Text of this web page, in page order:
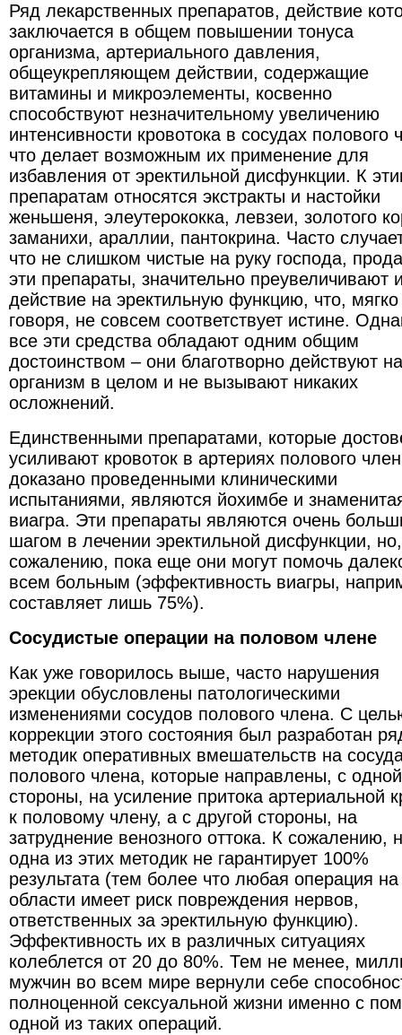
Ряд лекарственных препаратов, действие
заключается в общем повышении тонуса
организма, артериального давления,
общеукрепляющем действии, содержащие
витамины и микроэлементы, косвенно
способствуют незначительному увеличению
интенсивности кровотока в сосудах полового
что делает возможным их применение для
избавления от эректильной дисфункции. К
препаратам относятся экстракты и настойки
женьшеня, элеутерококка, левзеи, золотого
заманихи, араллии, пантокрина. Часто
что не слишком чистые на руку господа,
эти препараты, значительно преувеличивают
действие на эректильную функцию, что, мягко
говоря, не совсем соответствует истине.
все эти средства обладают одним общим
достоинством – они благотворно действуют
организм в целом и не вызывают никаких
осложнений.
Единственными препаратами, которые
усиливают кровоток в артериях полового
доказано проведенными клиническими
испытаниями, являются йохимбе и
виагра. Эти препараты являются очень
шагом в лечении эректильной дисфункции,
сожалению, пока еще они могут помочь
всем больным (эффективность виагры,
составляет лишь 75%).
Сосудистые операции на половом члене
Как уже говорилось выше, часто нарушения
эрекции обусловлены патологическими
изменениями сосудов полового члена. С
коррекции этого состояния был разработан
методик оперативных вмешательств на
полового члена, которые направлены, с одной
стороны, на усиление притока артериальной
к половому члену, а с другой стороны, на
затруднение венозного оттока. К сожалению,
одна из этих методик не гарантирует 100%
результата (тем более что любая операция на
области имеет риск повреждения нервов,
ответственных за эректильную функцию).
Эффективность их в различных ситуациях
колеблется от 20 до 80%. Тем не менее,
мужчин во всем мире вернули себе
полноценной сексуальной жизни именно с
одной из таких операций.